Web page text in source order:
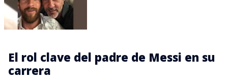
El rol clave del padre de Messi en su
carrera